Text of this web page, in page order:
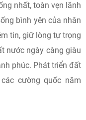
nhất, toàn vẹn lãnh
bình yên của nhân
tin, giữ lòng tự trọng
nước ngày càng giàu
phúc. Phát triển đất
cường quốc năm